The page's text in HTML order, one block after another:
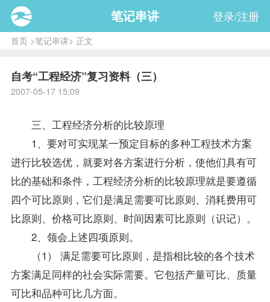
笔记串讲 登录/注册
首页>笔记串讲> 正文
自考“工程经济”复习资料（三）
2007-05-17 15:09
三、 工程经济分析的比较原理
1、要对可实现某一预定目标的多种工程技术方案
进行比较选优，就要对各方案进行分析，使他们具有可
比的基础和条件， 工程经济分析的比较原理就是要遵循
四个可比原则，它们是满足需要可比原则、消耗费用可
比原则、价格可比原则、时间因素可比原则（识记）。
2、领会上述四项原则。
（1） 满足需要可比原则，是指相比较的各个技术
方案满足同样的社会实际需要。它包括产量可比、质量
可比和品种可比几方面。